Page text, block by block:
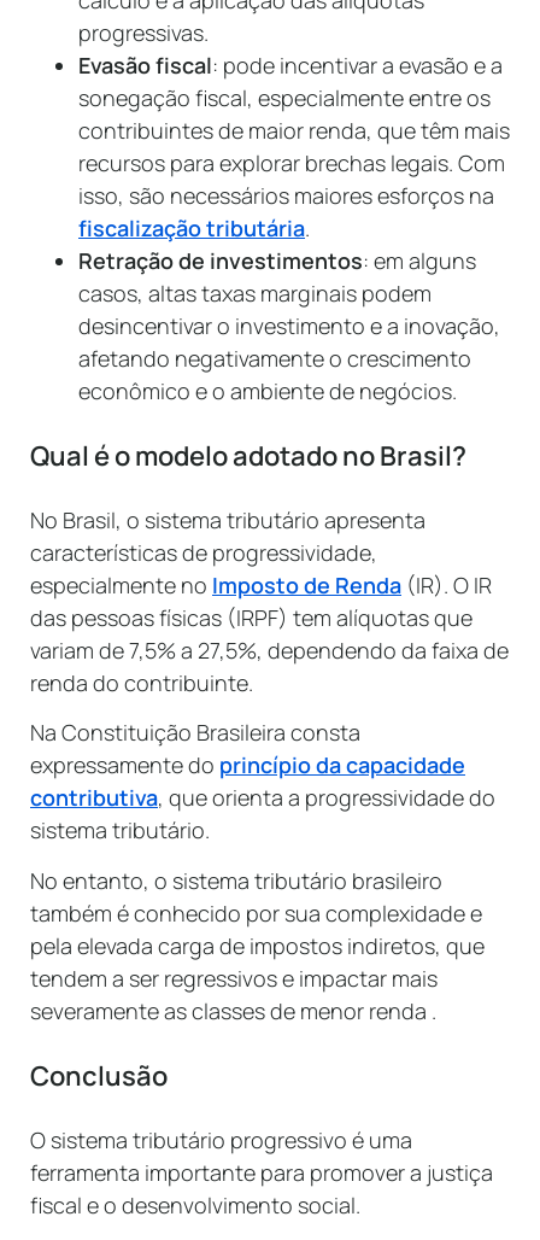
progressivas.
Evasão fiscal: pode incentivar a evasão e a
sonegação fiscal, especialmente entre os
contribuintes de maior renda, que têm mais
recursos para explorar brechas legais. Com
isso, são necessários maiores esforços na
fiscalização tributária.
Retração de investimentos: em alguns
casos, altas taxas marginais podem
desincentivar o investimento e a inovação,
afetando negativamente o crescimento
econômico e o ambiente de negócios.
Qual é o modelo adotado no Brasil?
No Brasil, o sistema tributário apresenta
características de progressividade,
especialmente no Imposto de Renda (IR). O IR
das pessoas físicas (IRPF) tem alíquotas que
variam de 7,5% a 27,5%, dependendo da faixa de
renda do contribuinte.
Na Constituição Brasileira consta
expressamente do princípio da capacidade
contributiva, que orienta a progressividade do
sistema tributário.
No entanto, o sistema tributário brasileiro
também é conhecido por sua complexidade e
pela elevada carga de impostos indiretos, que
tendem a ser regressivos e impactar mais
severamente as classes de menor renda .
Conclusão
O sistema tributário progressivo é uma
ferramenta importante para promover a justiça
fiscal e o desenvolvimento social.